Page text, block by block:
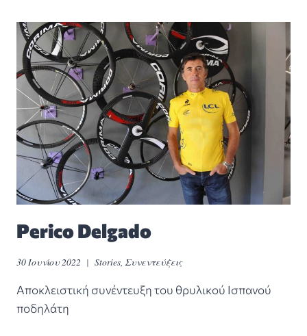
Perico Delgado
30 Ιουνίου 2022 Stories Συνεντεύξεις
Αποκλειστική συνέντευξη του θρυλικού Ισπανού
ποδηλάτη